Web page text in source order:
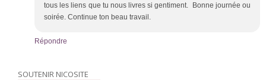
tous les liens que tu nous livres si gentiment. Bonne journée ou
soirée. Continue ton beau travail.
Répondre
SOUTENIR NICOSITE